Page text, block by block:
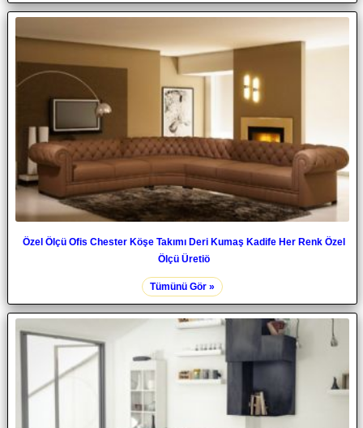
Özel Ölçü Ofis Chester Köşe Takımı Deri Kumaş Kadife Her Renk Özel
Ölçü Üretiö
Tümünü Gör »